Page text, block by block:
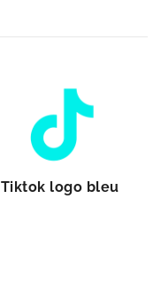
Tiktok logo bleu